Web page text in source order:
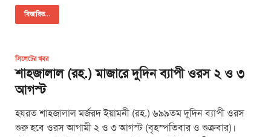
বিস্তারিত...
সিলেটের খবর
শাহজালাল (রহ.) মাজারে দুদিন ব্যাপী ওরস ২ ও ৩
আগস্ট
হযরত শাহজালাল মর্জরদ ইয়ামনী (রহ.) ৬৯৯তম দুদিন ব্যাপী ওরস
শুরু হবে ওরস আগামী ২ ও ৩ আগস্ট (বৃহস্পতিবার ও শুক্রবার)।